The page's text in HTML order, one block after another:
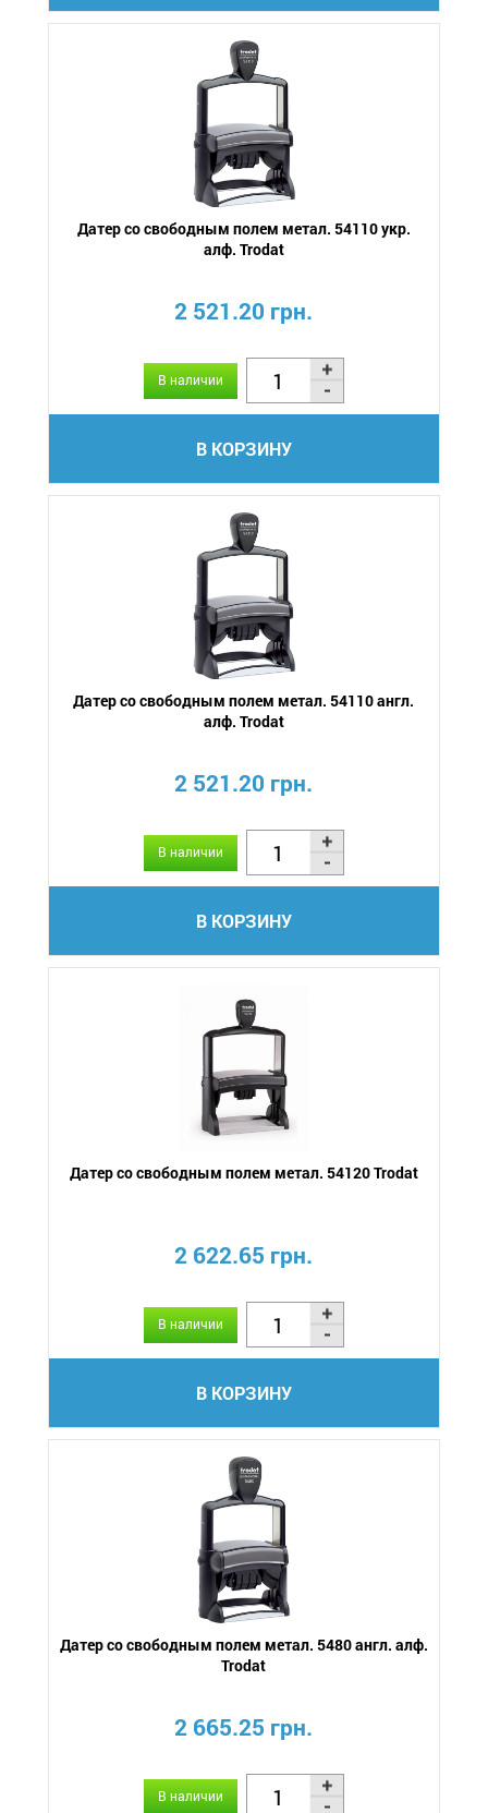
Датер со свободным полем метал. 54110 укр.
алф. Trodat
2 521.20 грн.
В наличии
В КОРЗИНУ
Датер со свободным полем метал. 54110 англ.
алф. Trodat
2 521.20 грн.
В наличии
В КОРЗИНУ
Датер со свободным полем метал. 54120 Trodat
2 622.65 грн.
В наличии
В КОРЗИНУ
Датер со свободным полем метал. 5480 англ. алф.
Trodat
2 665.25 грн.
В наличии